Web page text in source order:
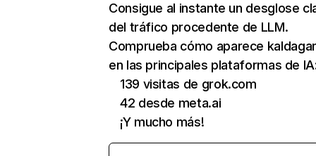
Consigue al instante un desglose
del tráfico procedente de LLM.
Comprueba cómo aparece
en las principales plataformas de
139 visitas de grok.com
42 desde meta.ai
¡Y mucho más!